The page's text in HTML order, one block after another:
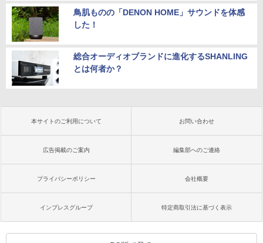
鳥肌ものの「DENON HOME」サウンドを体感
した！
総合オーディオブランドに進化するSHANLING
とは何者か？
本サイトのご利用について お問い合わせ
広告掲載のご案内 編集部へのご連絡
プライバシーポリシー 会社概要
インプレスグループ 特定商取引法に基づく表示